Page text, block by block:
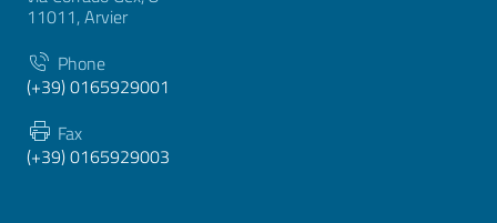
11011, Arvier
Phone
(+39) 0165929001
Fax
(+39) 0165929003